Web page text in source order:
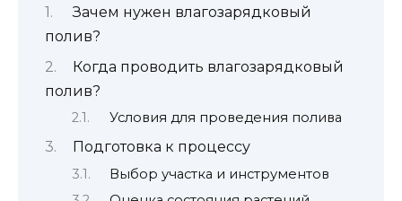
Зачем нужен влагозарядковый
полив?
Когда проводить влагозарядковый
полив?
Условия для проведения полива
Подготовка к процессу
Выбор участка и инструментов